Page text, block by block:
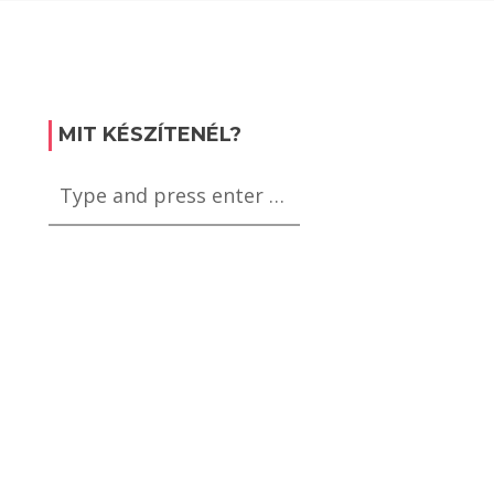
MIT KÉSZÍTENÉL?